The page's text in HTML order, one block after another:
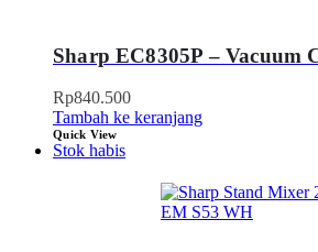
Sharp EC8305P – Vacuum
Rp840.500
Tambah ke keranjang
Quick View
Stok habis